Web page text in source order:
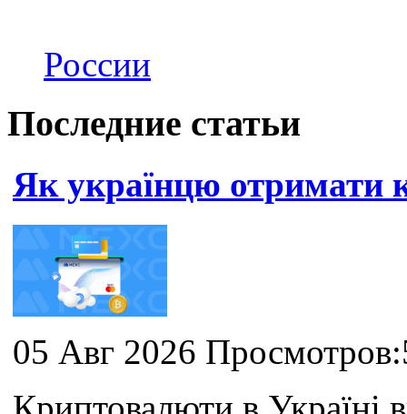
России
Последние статьи
Як українцю отримати
05 Авг 2026